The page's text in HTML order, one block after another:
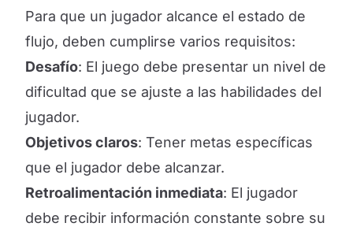
Para que un jugador alcance el estado de
flujo, deben cumplirse varios requisitos:
Desafío: El juego debe presentar un nivel de
dificultad que se ajuste a las habilidades del
jugador.
Objetivos claros: Tener metas específicas
que el jugador debe alcanzar.
Retroalimentación inmediata: El jugador
debe recibir información constante sobre su